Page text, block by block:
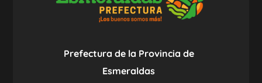
Prefectura de la Provincia de
Esmeraldas